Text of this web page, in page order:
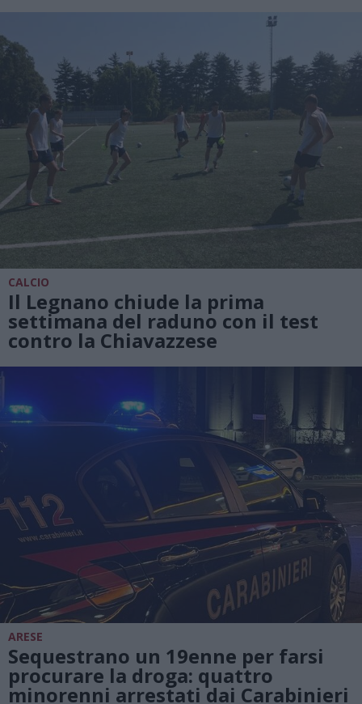
CALCIO
Il Legnano chiude la prima
settimana del raduno con il test
contro la Chiavazzese
ARESE
Sequestrano un 19enne per farsi
procurare la droga: quattro
minorenni arrestati dai Carabinieri